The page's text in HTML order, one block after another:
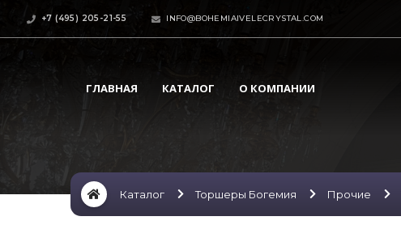
+7 (495) 205-21-55 INFO@BOHEMIAIVELECRYSTAL.COM
ГЛАВНАЯ КАТАЛОГ О КОМПАНИИ
Каталог Торшеры Богемия Прочие